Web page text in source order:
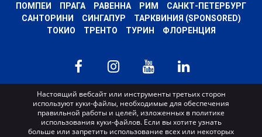
ПОМПЕИ
ПРАГА РАВЕННА РИМ
САНКТ-ПЕТЕРБУРГ
САНТОРИНИ
СИНГАПУР
ТАРКВИНИЯ (SPONSORED)
ТОКИО
ТРЕНТО ТУРИН ФЛОРЕНЦИЯ
MyWoWo s.r.l.
P.I. e C.F. 04201270164 Via Marconi, 34 – 24068 Seriate (BG) Iscritta al registro
delle imprese di Bergamo con n° iscrizione 443941 – Cap.Soc. € 100.000,00 i.v.
TERMS AND CONDITIONS- CREDITS
Настоящий вебсайт или инструменты третьих сторон
используют куки-файлы, необходимые для обеспечения
правильной работы и целей, изложенных в политике
использования куки-файлов. Если вы хотите узнать
больше или запретить использование всех или некоторых